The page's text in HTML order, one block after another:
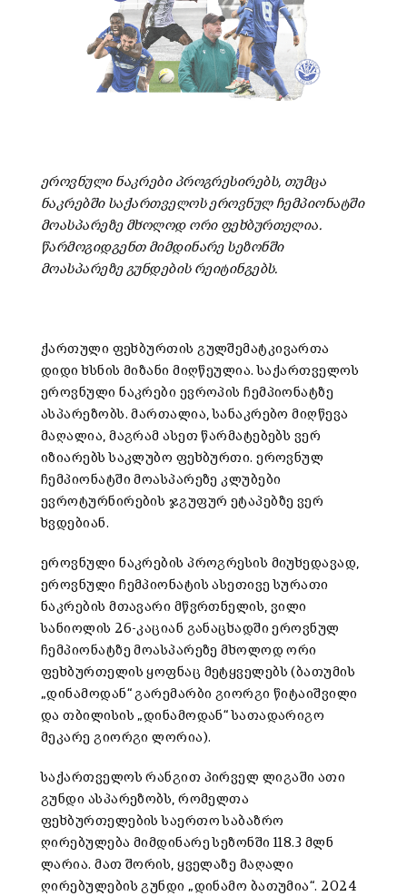
ეროვნული ნაკრები პროგრესირებს, თუმცა
ნაკრებში საქართველოს ეროვნულ ჩემპიონატში
მოასპარეზე მხოლოდ ორი ფეხბურთელია.
წარმოგიდგენთ მიმდინარე სეზონში
მოასპარეზე გუნდების რეიტინგებს.
ქართული ფეხბურთის გულშემატკივართა
დიდი ხსნის მიზანი მიღწეულია. საქართველოს
ეროვნული ნაკრები ევროპის ჩემპიონატზე
ასპარეზობს. მართალია, სანაკრებო მიღწევა
მაღალია, მაგრამ ასეთ წარმატებებს ვერ
იზიარებს საკლუბო ფეხბურთი. ეროვნულ
ჩემპიონატში მოასპარეზე კლუბები
ევროტურნირების ჯგუფურ ეტაპებზე ვერ
ხვდებიან.
ეროვნული ნაკრების პროგრესის მიუხედავად,
ეროვნული ჩემპიონატის ასეთივე სურათი
ნაკრების მთავარი მწვრთნელის, ვილი
სანიოლის 26-კაციან განაცხადში ეროვნულ
ჩემპიონატზე მოასპარეზე მხოლოდ ორი
ფეხბურთელის ყოფნაც მეტყველებს (ბათუმის
„დინამოდან“ გარემარბი გიორგი წიტაიშვილი
და თბილისის „დინამოდან“ სათადარიგო
მეკარე გიორგი ლორია).
საქართველოს რანგით პირველ ლიგაში ათი
გუნდი ასპარეზობს, რომელთა
ფეხბურთელების საერთო საბაზრო
ღირებულება მიმდინარე სეზონში 118.3 მლნ
ლარია. მათ შორის, ყველაზე მაღალი
ღირებულების გუნდი „დინამო ბათუმია“. 2024